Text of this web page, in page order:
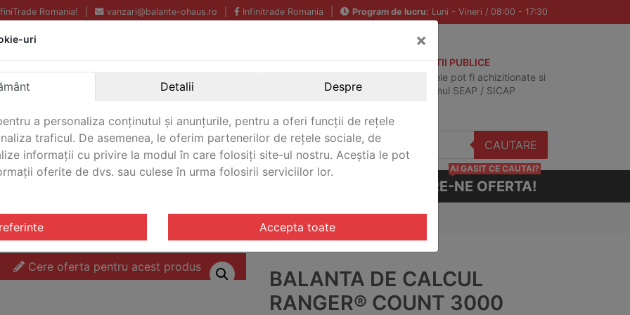
Romania! vanzari@balante-ohaus.ro Infinitrade Romania Program de lucru: Luni - Vineri / 08:00 - 17:30
Echipamente profesionale
pentru laborator.
Garantie Internationala.
ACHIZITII PUBLICE
Produsele pot fi achizitionate si
in sistemul SEAP / SICAP
CAUTARE
CERE-NE OFERTA!
AI GASIT CE CAUTAI?
Ranger® Count 3000/ Balanta de calcul Ranger® Count 3000 Ohaus RC31P15-M
Cere oferta pentru acest produs
BALANTA DE CALCUL
RANGER® COUNT 3000
uri ×
Detalii Despre
a personaliza conținutul și anunțurile, pentru a oferi funcții de rețele
traficul. De asemenea, le oferim partenerilor de rețele sociale, de
informații cu privire la modul în care folosiți site-ul nostru. Aceștia le pot
oferite de dvs. sau culese în urma folosirii serviciilor lor.
Accepta toate